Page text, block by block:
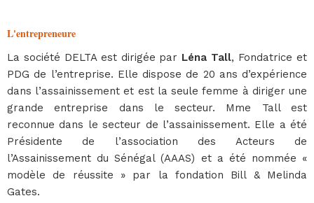
L'entrepreneure
La société DELTA est dirigée par Léna Tall, Fondatrice et
PDG de l’entreprise. Elle dispose de 20 ans d’expérience
dans l’assainissement et est la seule femme à diriger une
grande entreprise dans le secteur. Mme Tall est
reconnue dans le secteur de l’assainissement. Elle a été
Présidente de l’association des Acteurs de
l’Assainissement du Sénégal (AAAS) et a été nommée «
modèle de réussite » par la fondation Bill & Melinda
Gates.